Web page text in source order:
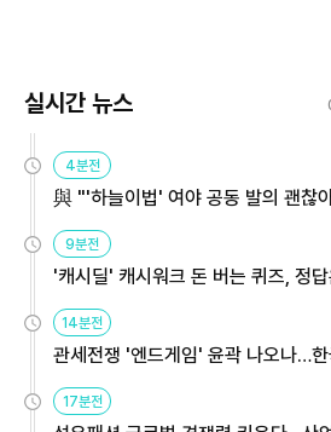
실시간 뉴스
4분전
與 "'하늘이법' 여야 공동 발의 괜찮
9분전
'캐시딜' 캐시워크 돈 버는 퀴즈, 정
14분전
관세전쟁 '엔드게임' 윤곽 나오나…
용해야
17분전